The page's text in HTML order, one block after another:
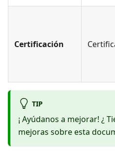
Certificación
TIP
¡ Ayúdanos a mejorar! ¿
mejoras sobre esta